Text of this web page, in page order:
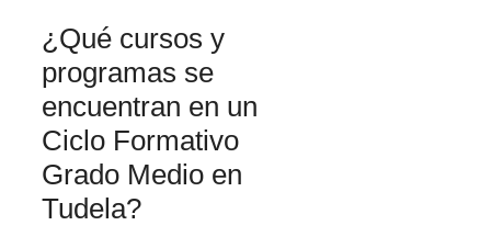
¿Qué cursos y
programas se
encuentran en un
Ciclo Formativo
Grado Medio en
Tudela?